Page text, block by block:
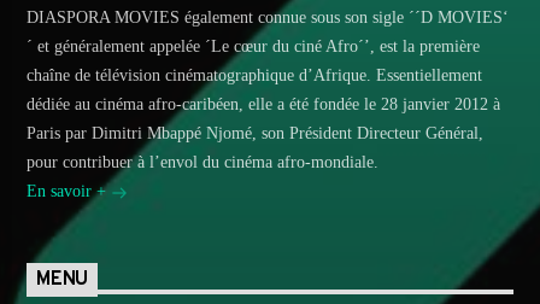
DIASPORA MOVIES également connue sous son sigle ´´D MOVIES‘
´ et généralement appelée ´Le cœur du ciné Afro´’, est la première
chaîne de télévision cinématographique d’Afrique. Essentiellement
dédiée au cinéma afro-caribéen, elle a été fondée le 28 janvier 2012 à
Paris par Dimitri Mbappé Njomé, son Président Directeur Général,
pour contribuer à l’envol du cinéma afro-mondiale.
En savoir +
MENU